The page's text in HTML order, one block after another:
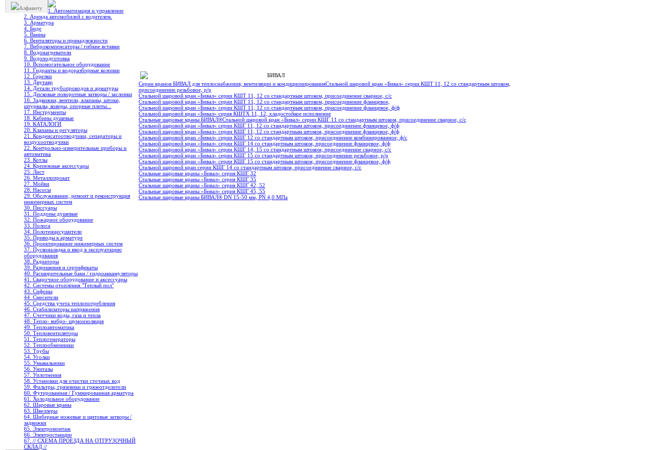
Алфавиту
1. Автоматизация и управление
2. Аренда автомобилей с водителем.
3. Арматура
4. Биде
5. Ванны
6. Вентиляторы и принадлежности
7. Виброкомпенсаторы / гибкие вставки
8. Водонагреватели
9. Водоподготовка
10. Вспомогательное оборудование
11. Гидранты и водоразборные колонки
12. Горелки
13. Двутавр
14. Детали трубопроводов и арматуры
15. Дисковые поворотные затворы / заслонки
16. Задвижки, вентили, клапаны, штоки,
штурвалы, коверы, опорные плиты...
17. Инструменты
18. Кабины душевые
19. КАТАЛОГИ
20. Клапаны и регуляторы
21. Конденсатоотводчики, сепараторы и
воздухоотводчики
22. Контрольно-измерительные приборы и
автоматика
23. Котлы
24. Крепежные аксессуары
25. Лист
26. Металлопрокат
27. Мойки
28. Насосы
29. Обслуживание, ремонт и реконструкция
инженерных систем
30. Писсуары
31. Поддоны душевые
32. Пожарное оборудование
33. Полоса
34. Полотенцесушители
35. Приводы к арматуре
36. Проектирование инженерных систем
37. Пусконаладка и ввод в эксплуатацию
оборудования
38. Радиаторы
39. Разрешения и сертификаты
40. Расширительные баки / гидроаккамуляторы
41. Сварочное оборудование и аксессуары
42. Системы отопления "Теплый пол"
43. Сифоны
44. Смесители
45. Средства учета теплопотребления
46. Стабилизаторы напряжения
47. Счетчики воды, газа и тепла
48. Тепло- вибро- шумоизоляция
49. Теплоавтоматика
50. Тепловентиляторы
51. Теплогенераторы
52. Теплообменники
53. Трубы
54. Уголки
55. Умывальники
56. Унитазы
57. Уплотнения
58. Установки для очистки сточных вод
59. Фильтры, грязевики и грязеотделители
60. Футерованная / Гуммированная арматура
61. Холодильное oборудование
62. Шаровые краны
63. Швеллеры
64. Шиберные ножевые и щитовые затворы /
задвижки
65. Электромонтаж
66. Электростанции
67. // СХЕМА ПРОЕЗДА НА ОТГРУЗОЧНЫЙ
СКЛАД //
БИВАЛ
Серии кранов БИВАЛ для теплоснабжения, вентиляции и кондиционированияСтальной шаровой кран «Бивал» серии КШТ 11, 12 со стандартным штоком,
присоединение резьбовое, р/р
Стальной шаровой кран «Бивал» серии КШТ 11, 12 со стандартным штоком, присоединение сварное, с/с
Стальной шаровой кран «Бивал» серии КШТ 11, 12 со стандартным штоком, присоединение фланцевое,
Стальной шаровой кран «Бивал» серии КШТ 11, 12 со стандартным штоком, присоединение фланцевое, ф/ф
Стальной шаровой кран «Бивал» серия КШТХ 11, 12, хладостойкое исполнение
Стальные шаровые краны БИВАЛ®Стальной шаровой кран «Бивал» серии КШГ 11 со стандартным штоком, присоединение сварное, с/с
Стальной шаровой кран «Бивал» серии КШГ 11, 12 со стандартным штоком, присоединение фланцевое, ф/ф
Стальной шаровой кран «Бивал» серии КШГ 11, 12 со стандартным штоком, присоединение фланцевое, ф/ф
Стальной шаровой кран «Бивал» серии КШГ 12 со стандартным штоком, присоединение комбинированное, ф/с
Стальной шаровой кран «Бивал» серии КШГ 14 со стандартным штоком, присоединение фланцевое, ф/ф
Стальной шаровой кран «Бивал» серии КШГ 14, 15 со стандартным штоком, присоединение сварное, с/с
Стальной шаровой кран «Бивал» серии КШГ 15 со стандартным штоком, присоединение резьбовое, р/р
Стальной шаровой кран «Бивал» серии КШГ 15 со стандартным штоком, присоединение фланцевое, ф/ф
Стальной шаровой кран серии КШГ 14 со стандартным штоком, присоединение сварное, с/с
Стальные шаровые краны «Бивал» серия КШГ 32
Стальные шаровые краны «Бивал» серия КШГ 35
Стальные шаровые краны «Бивал» серия КШГ 42, 52
Стальные шаровые краны «Бивал» серия КШГ 45, 55
Стальные шаровые краны БИВАЛ® DN 15-50 мм, PN 4,0 МПа